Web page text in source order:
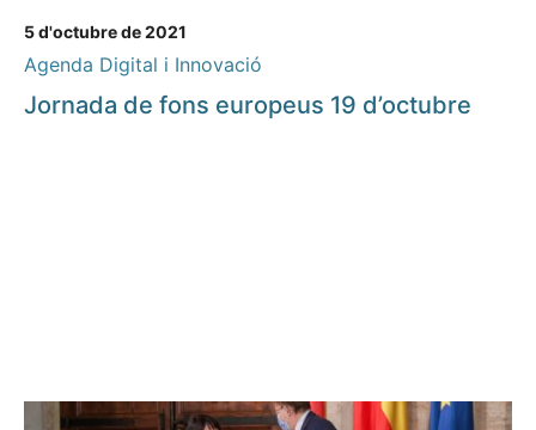
5 d'octubre de 2021
Agenda Digital i Innovació
Jornada de fons europeus 19 d’octubre